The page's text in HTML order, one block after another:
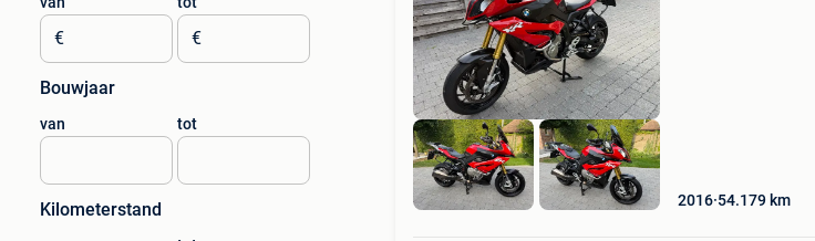
€ €
Bouwjaar
van tot
Kilometerstand 2016 54.179 km